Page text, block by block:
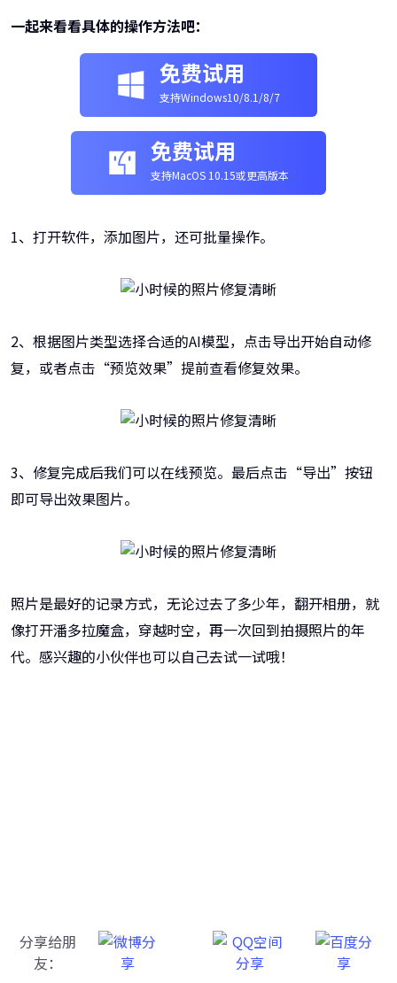
一起来看看具体的操作方法吧：
免费试用
支持Windows10/8.1/8/7
免费试用
支持MacOS 10.15或更高版本
1、打开软件，添加图片，还可批量操作。
2、根据图片类型选择合适的AI模型，点击导出开始自动修
复，或者点击“预览效果”提前查看修复效果。
3、修复完成后我们可以在线预览。最后点击“导出”按钮
即可导出效果图片。
照片是最好的记录方式，无论过去了多少年，翻开相册，就
像打开潘多拉魔盒，穿越时空，再一次回到拍摄照片的年
代。感兴趣的小伙伴也可以自己去试一试哦！
分享给朋
友：